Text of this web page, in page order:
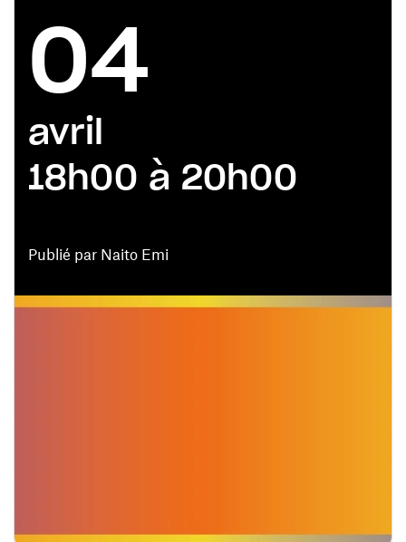
Publié par Naito Emi
04
avril
18h00 à 20h00